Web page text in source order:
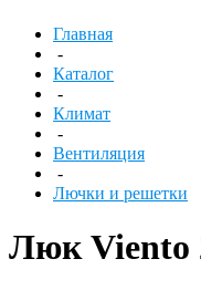
Главная
-
Каталог
-
Климат
-
Вентиляция
-
Лючки и решетки
Люк Viento